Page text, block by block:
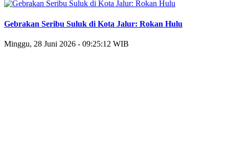
Gebrakan Seribu Suluk di Kota Jalur: Rokan Hulu
Minggu, 28 Juni 2026 - 09:25:12 WIB